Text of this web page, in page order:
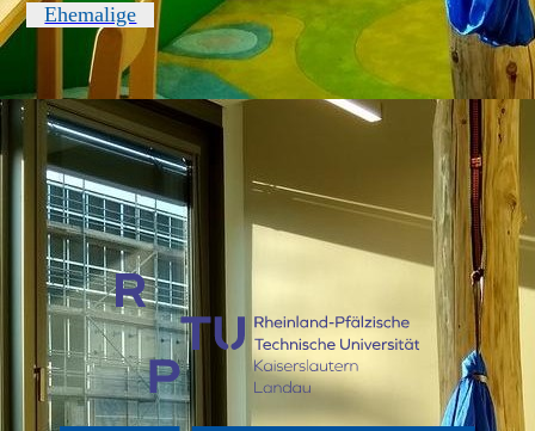
Ehemalige